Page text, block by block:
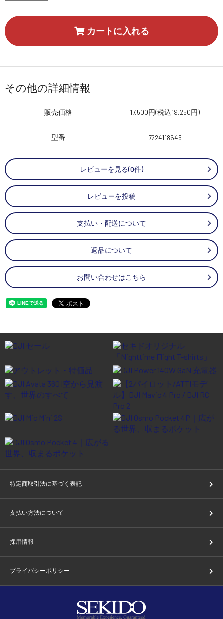
カートに入れる
その他の詳細情報
販売価格 17,500円(税込19,250円)
型番 7224118645
レビューを見る(0件)
レビューを投稿
支払い・配送について
返品について
お問い合わせはこちら
特定商取引法に基づく表記
支払い方法について
採用情報
プライバシーポリシー